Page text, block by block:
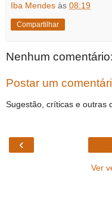
Iba Mendes às 08:19
Compartilhar
Nenhum comentário:
Postar um
Sugestão, críticas e outras
‹
Ver